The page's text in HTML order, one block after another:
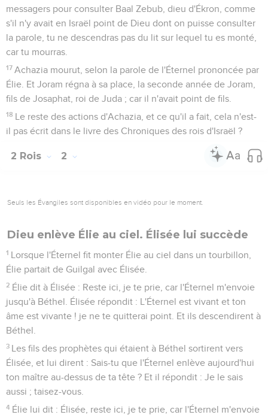
messagers pour consulter Baal Zebub, dieu d'Ékron, comme
s'il n'y avait en Israël point de Dieu dont on puisse consulter
la parole, tu ne descendras pas du lit sur lequel tu es monté,
car tu mourras.
17 Achazia mourut, selon la parole de l'Éternel prononcée par
Élie. Et Joram régna à sa place, la seconde année de Joram,
fils de Josaphat, roi de Juda ; car il n'avait point de fils.
18 Le reste des actions d'Achazia, et ce qu'il a fait, cela n'est-
il pas écrit dans le livre des Chroniques des rois d'Israël ?
2 Rois 2
Seuls les Évangiles sont disponibles en vidéo pour le moment.
Dieu enlève Élie au ciel. Élisée lui succède
1 Lorsque l'Éternel fit monter Élie au ciel dans un tourbillon,
Élie partait de Guilgal avec Élisée.
2 Élie dit à Élisée : Reste ici, je te prie, car l'Éternel m'envoie
jusqu'à Béthel. Élisée répondit : L'Éternel est vivant et ton
âme est vivante ! je ne te quitterai point. Et ils descendirent à
Béthel.
3 Les fils des prophètes qui étaient à Béthel sortirent vers
Élisée, et lui dirent : Sais-tu que l'Éternel enlève aujourd'hui
ton maître au-dessus de ta tête ? Et il répondit : Je le sais
aussi ; taisez-vous.
4 Élie lui dit : Élisée, reste ici, je te prie, car l'Éternel m'envoie